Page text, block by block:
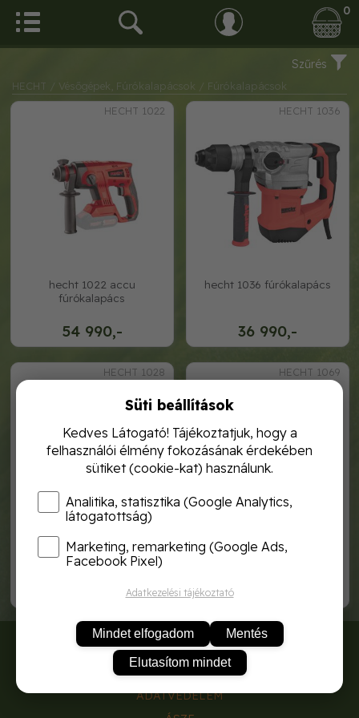
0
Szűrés
HECHT / Vésőgépek, Fúrókalapácsok
/ Fúrókalapácsok
HECHT 1022
54 990,-
hecht 1022 accu
fúrókalapács
HECHT 1036
36 990,-
hecht 1036 fúrókalapács
HECHT 1028
hecht 1028 elektromos
fúrókalapács
HECHT 1069
hecht 1069 elektromos
fúrókalapács
RÓLUNK
SZÁLLÍTÁSI DÍJAK
ADATVÉDELEM
Süti beállítások
Kedves Látogató! Tájékoztatjuk, hogy a
felhasználói élmény fokozásának érdekében
sütiket (cookie-kat) használunk.
Analitika, statisztika (Google Analytics,
látogatottság)
Marketing, remarketing (Google Ads,
Facebook Pixel)
Adatkezelési tájékoztató
Mindet elfogadom Mentés
Elutasítom mindet